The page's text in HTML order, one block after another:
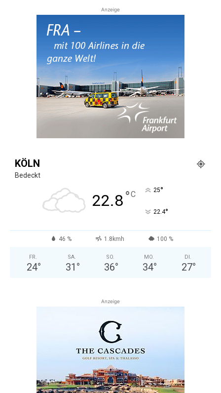
Anzeige
KÖLN
Bedeckt
22.8°C 25°
22.4°
46 % 1.8kmh 100 %
FR.
24°
SA.
31 °
SO.
36°
MO.
34°
DI.
27°
Anzeige